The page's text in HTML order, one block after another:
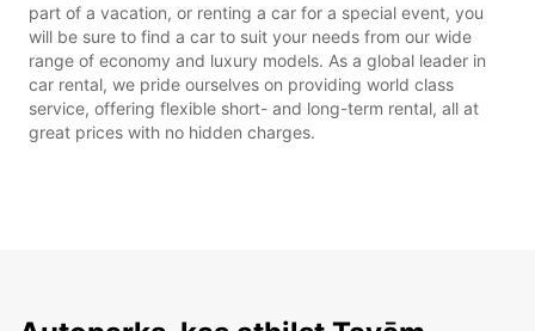
part of a vacation, or renting a car for a special event, you
will be sure to find a car to suit your needs from our wide
range of economy and luxury models. As a global leader in
car rental, we pride ourselves on providing world class
service, offering flexible short- and long-term rental, all at
great prices with no hidden charges.